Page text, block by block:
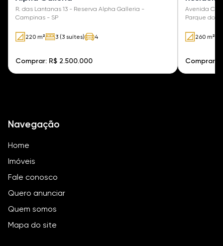
R. das Lantanas 13 - Reserva Alpha Galleria -
Campinas - SP
220 m² 3 (3 suítes) 4
Comprar: R$ 2.500.000
Avenida
Parque dos
260 m²
Comprar:
Navegação
Home
Imóveis
Fale conosco
Quero anunciar
Quem somos
Mapa do site